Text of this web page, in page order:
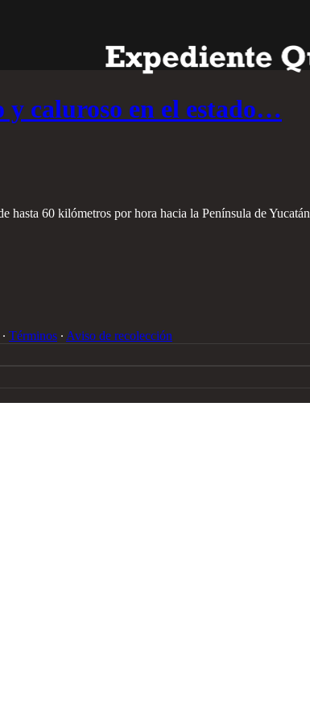
y caluroso en el estado…
hasta 60 kilómetros por hora hacia la Península de Yucatán
∙ Términos ∙ Aviso de recolección